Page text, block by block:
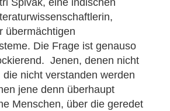
Spivak, eine indischen
übermächtigen
Die Frage ist genauso
Jenen, denen nicht
nicht verstanden werden
jene denn überhaupt
Menschen, über die geredet